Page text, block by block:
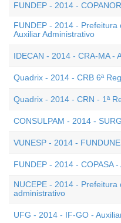
FUNDEP - 2014 -
FUNDEP - 2014 -
Auxiliar Administrativo
IDECAN - 2014 - CRA-MA -
Quadrix - 2014 - CRB 6ª
Quadrix - 2014 - CRN - 1ª
CONSULPAM - 2014 -
VUNESP - 2014 -
FUNDEP - 2014 - COPASA
NUCEPE - 2014 -
administrativo
UFG - 2014 - IF-GO -